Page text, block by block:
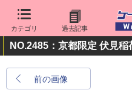
カテゴリ 過去記事
NO.2485：京都限定 伏見
前の画像